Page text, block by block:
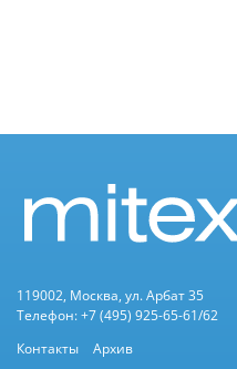
119002, Москва, ул. Арбат 35
Телефон: +7 (495) 925-65-61/62
Контакты
Архив